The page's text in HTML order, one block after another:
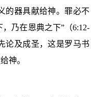
的器具献给神。罪必不
乃在恩典之下”（6:12-
论及成圣，这是罗马书
神。